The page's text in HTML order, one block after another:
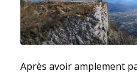
Après avoir amplement